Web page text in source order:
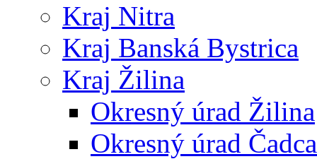
Kraj Nitra
Kraj Banská Bystrica
Kraj Žilina
Okresný úrad Žilina
Okresný úrad Čadca